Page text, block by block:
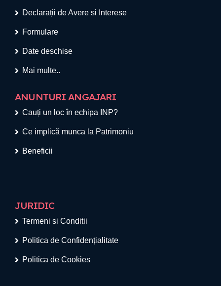
Declarații de Avere si Interese
Formulare
Date deschise
Mai multe..
ANUNTURI ANGAJARI
Cauți un loc în echipa INP?
Ce implică munca la Patrimoniu
Beneficii
JURIDIC
Termeni si Conditii
Politica de Confidențialitate
Politica de Cookies